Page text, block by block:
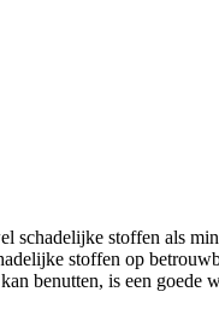
stoffen als
stoffen op
benutten, is een goede